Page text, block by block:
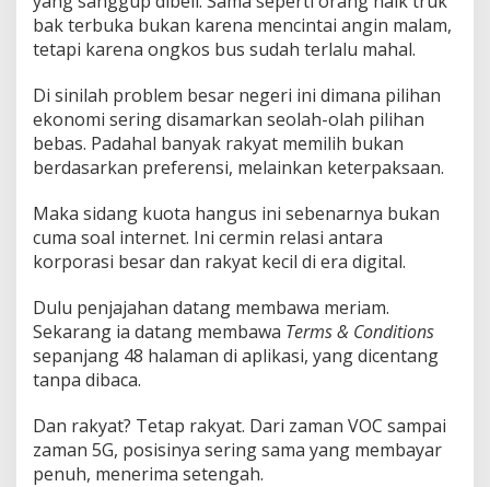
bak terbuka bukan karena mencintai angin malam,
tetapi karena ongkos bus sudah terlalu mahal.
Di sinilah problem besar negeri ini dimana pilihan
ekonomi sering disamarkan seolah-olah pilihan
bebas. Padahal banyak rakyat memilih bukan
berdasarkan preferensi, melainkan keterpaksaan.
Maka sidang kuota hangus ini sebenarnya bukan
cuma soal internet. Ini cermin relasi antara
korporasi besar dan rakyat kecil di era digital.
Dulu penjajahan datang membawa meriam.
Sekarang ia datang membawa Terms & Conditions
sepanjang 48 halaman di aplikasi, yang dicentang
tanpa dibaca.
Dan rakyat? Tetap rakyat. Dari zaman VOC sampai
zaman 5G, posisinya sering sama yang membayar
penuh, menerima setengah.